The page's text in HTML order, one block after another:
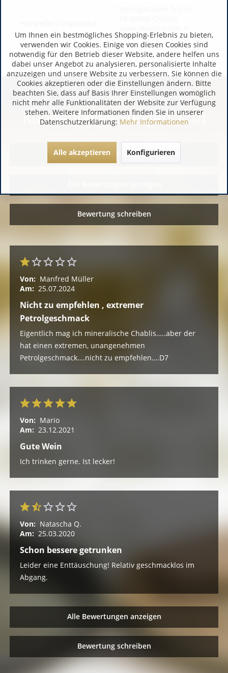
Kundenbewertungen (10)
Bewertung schreiben
Von: Manfred Müller
Am: 25.07.2024
Nicht zu empfehlen , extremer
Petrolgeschmack
Eigentlich mag ich mineralische Chablis…..aber der
hat einen extremen, unangenehmen
Petrolgeschmack….nicht zu empfehlen….D7
Von: Mario
Am: 23.12.2021
Gute Wein
Ich trinken gerne. Ist lecker!
Von: Natascha Q.
Am: 25.03.2020
Schon bessere getrunken
Leider eine Enttäuschung! Relativ geschmacklos im
Abgang.
Alle Bewertungen anzeigen
Bewertung schreiben
Um Ihnen ein bestmögliches Shopping-Erlebnis zu bieten,
verwenden wir Cookies. Einige von diesen Cookies sind
notwendig für den Betrieb dieser Website, andere helfen uns
dabei unser Angebot zu analysieren, personalisierte Inhalte
anzuzeigen und unsere Website zu verbessern. Sie können die
Cookies akzeptieren oder die Einstellungen ändern. Bitte
beachten Sie, dass auf Basis Ihrer Einstellungen womöglich
nicht mehr alle Funktionalitäten der Website zur Verfügung
stehen. Weitere Informationen finden Sie in unserer
Datenschutzerklärung: Mehr Informationen
Alle akzeptieren Konfigurieren